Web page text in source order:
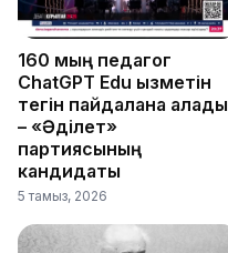
160 мың педагог
ChatGPT Edu қызметін
тегін пайдалана алады
– «Әділет»
партиясының
кандидаты
5 тамыз, 2026